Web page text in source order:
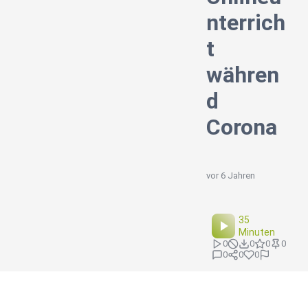
nterrich
t
währen
d
Corona
vor 6 Jahren
35
Minuten
0 0 0
0
0
0 0